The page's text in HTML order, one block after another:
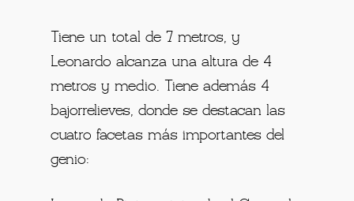
Tiene un total de 7 metros, y
Leonardo alcanza una altura de 4
metros y medio. Tiene además 4
bajorrelieves, donde se destacan las
cuatro facetas más importantes del
genio: